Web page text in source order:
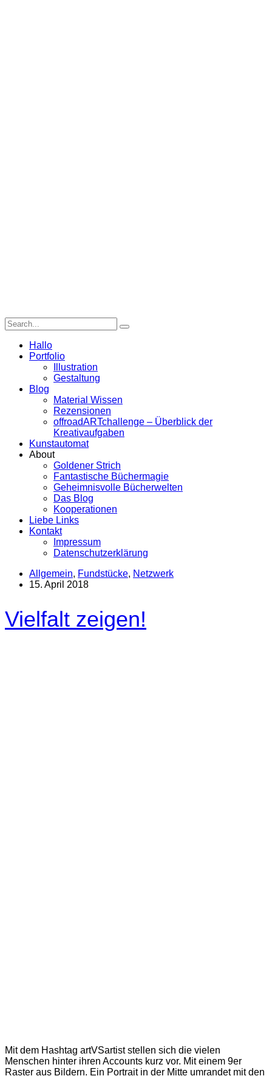
Hallo
Portfolio
Illustration
Gestaltung
Blog
Material Wissen
Rezensionen
offroadARTchallenge – Überblick der
Kreativaufgaben
Kunstautomat
About
Goldener Strich
Fantastische Büchermagie
Geheimnisvolle Bücherwelten
Das Blog
Kooperationen
Liebe Links
Kontakt
Impressum
Datenschutzerklärung
Allgemein, Fundstücke, Netzwerk
15. April 2018
Vielfalt zeigen!
Mit dem Hashtag artVSartist stellen sich die vielen
Menschen hinter ihren Accounts kurz vor. Mit einem 9er
Raster aus Bildern. Ein Portrait in der Mitte umrandet mit den